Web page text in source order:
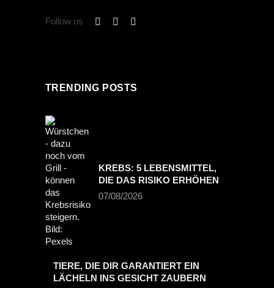
Follow us
TRENDING POSTS
KREBS: 5 LEBENSMITTEL,
DIE DAS RISIKO ERHÖHEN
07/08/2026
TIERE, DIE DIR GARANTIERT EIN
LÄCHELN INS GESICHT ZAUBERN